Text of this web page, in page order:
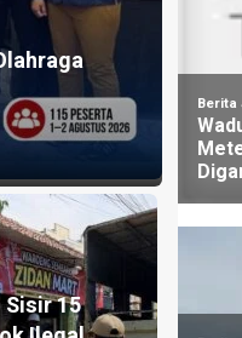
DPRD Kota
Sosial
Kota Mojokerto
Seragam SMPN